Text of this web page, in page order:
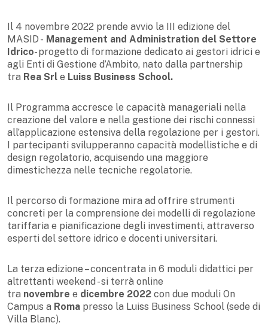
Il 4 novembre 2022 prende avvio la III edizione del
MASID - Management and Administration del Settore
Idrico- progetto di formazione dedicato ai gestori idrici e
agli Enti di Gestione d’Ambito, nato dalla partnership
tra Rea Srl e Luiss Business School.
Il Programma accresce le capacità manageriali nella
creazione del valore e nella gestione dei rischi connessi
all’applicazione estensiva della regolazione per i gestori.
I partecipanti svilupperanno capacità modellistiche e di
design regolatorio, acquisendo una maggiore
dimestichezza nelle tecniche regolatorie.
Il percorso di formazione mira ad offrire strumenti
concreti per la comprensione dei modelli di regolazione
tariffaria e pianificazione degli investimenti, attraverso
esperti del settore idrico e docenti universitari.
La terza edizione – concentrata in 6 moduli didattici per
altrettanti weekend - si terrà online
tra novembre e dicembre 2022 con due moduli On
Campus a Roma presso la Luiss Business School (sede di
Villa Blanc).